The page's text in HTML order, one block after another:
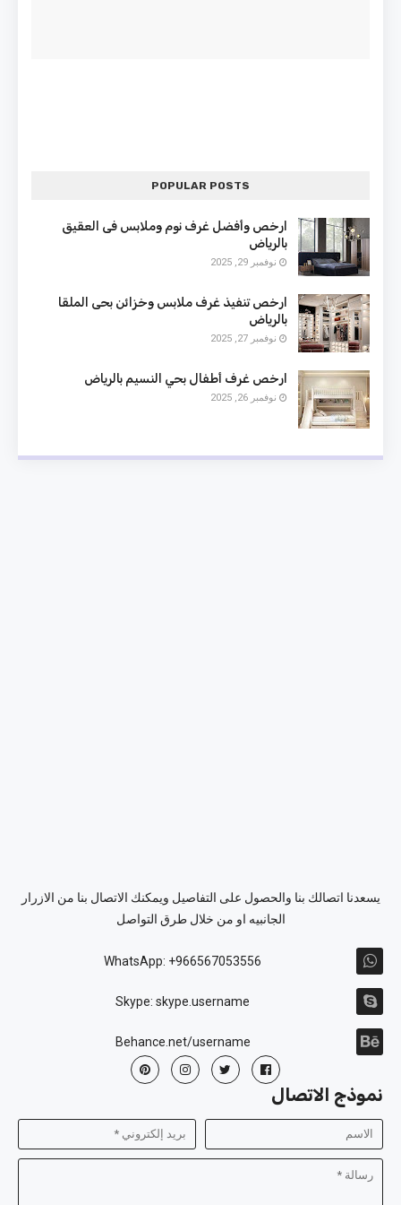
POPULAR POSTS
ارخص وأفضل غرف نوم وملابس فى العقيق
بالرياض
نوفمبر 29, 2025
ارخص تنفيذ غرف ملابس وخزائن بحى الملقا
بالرياض
نوفمبر 27, 2025
ارخص غرف أطفال بحي النسيم بالرياض
نوفمبر 26, 2025
يسعدنا اتصالك بنا والحصول على التفاصيل ويمكنك الاتصال بنا من الازرار
الجانبيه او من خلال طرق التواصل
WhatsApp: +966567053556
Skype: skype.username
Behance.net/username
نموذج الاتصال